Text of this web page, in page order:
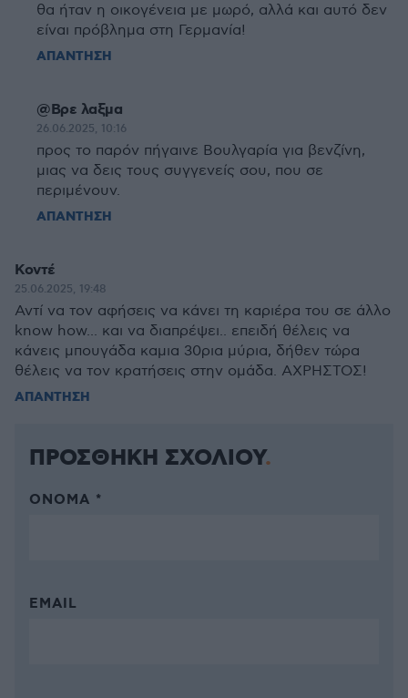
θα ήταν η οικογένεια με μωρό, αλλά και αυτό δεν
είναι πρόβλημα στη Γερμανία!
ΑΠΑΝΤΗΣΗ
@Βρε λαξμα
26.06.2025, 10:16
προς το παρόν πήγαινε Βουλγαρία για βενζίνη,
μιας να δεις τους συγγενείς σου, που σε
περιμένουν.
ΑΠΑΝΤΗΣΗ
Κοντέ
25.06.2025, 19:48
Αντί να τον αφήσεις να κάνει τη καριέρα του σε άλλο
know how... και να διαπρέψει.. επειδή θέλεις να
κάνεις μπουγάδα καμια 30ρια μύρια, δήθεν τώρα
θέλεις να τον κρατήσεις στην ομάδα. ΑΧΡΗΣΤΟΣ!
ΑΠΑΝΤΗΣΗ
ΠΡΟΣΘΗΚΗ ΣΧΟΛΙΟΥ
ΌΝΟΜΑ *
EMAIL